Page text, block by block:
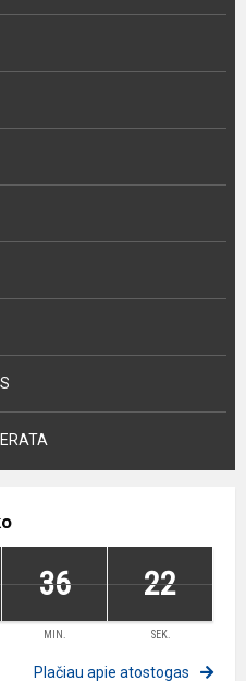
36 21
MIN. SEK.
Plačiau apie atostogas